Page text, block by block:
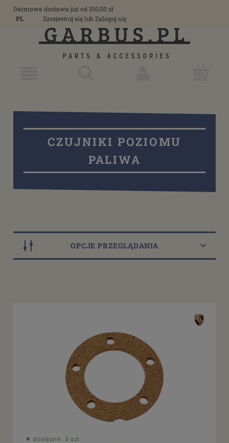
Darmowa dostawa już od 100,00 zł
PL
Zarejestruj sięlub Zaloguj się
CZUJNIKI POZIOMU
PALIWA
OPCJE PRZEGLĄDANIA
filtruj
dostępne: 3 szt.